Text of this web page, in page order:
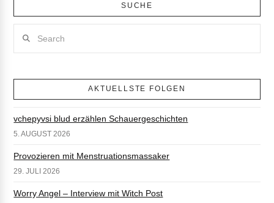
SUCHE
AKTUELLSTE FOLGEN
vchepyvsi blud erzählen Schauergeschichten
5. AUGUST 2026
Provozieren mit Menstruationsmassaker
29. JULI 2026
Worry Angel – Interview mit Witch Post